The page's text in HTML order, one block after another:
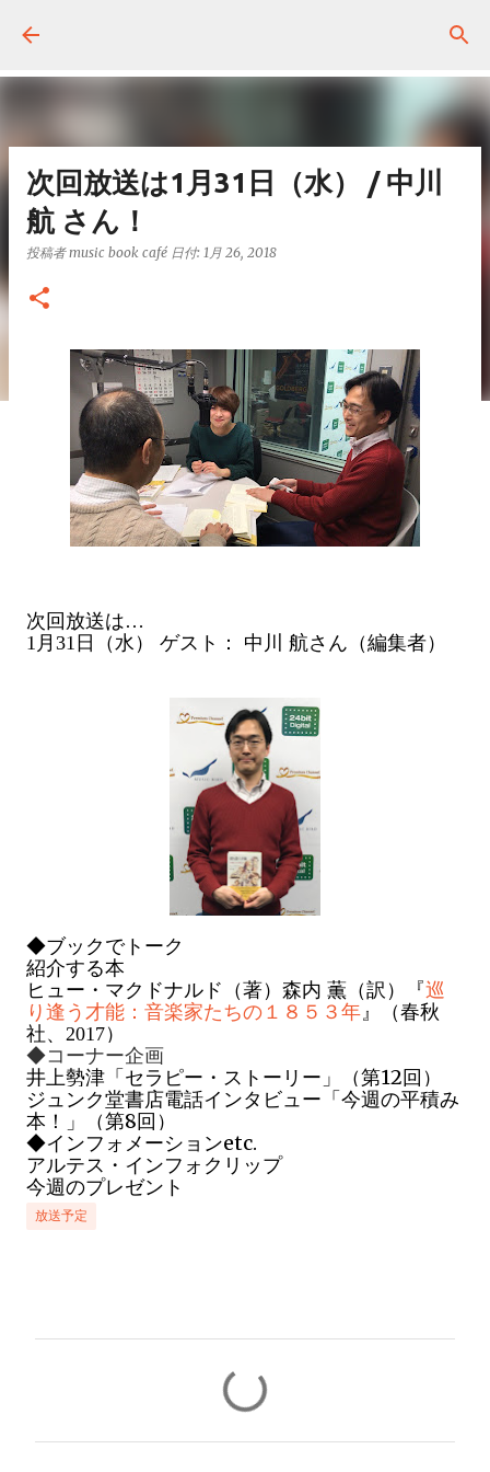
次回放送は1月31日（水） / 中川
航 さん！
投稿者music book café 日付: 1月 26, 2018
次回放送は…
1月31日（水） ゲスト： 中川 航さん（編集者）
◆ブックでトーク
紹介する本
ヒュー・マクドナルド（著）森内 薫（訳）『巡
り逢う才能：音楽家たちの１８５３年 』（春秋
社、2017）
◆コーナー企画
井上勢津「セラピー・ストーリー」（第12回）
ジュンク堂書店電話インタビュー「今週の平積み
本！」（第8回）
◆インフォメーシ ョンetc.
アルテス・インフォクリップ
今週のプレゼント
放送予定